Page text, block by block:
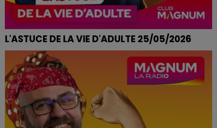
L'ASTUCE DE LA VIE D'ADULTE 25/05/2026
TERRASSE ENVAHIE DE POUSSIÈRE ET DE POLLEN